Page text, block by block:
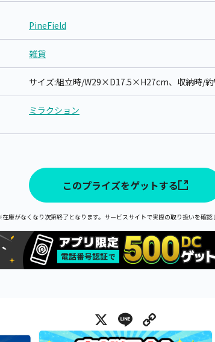
PineField
雑貨
サイズ:組立時/W29×D17.5×H27cm、収納時
ミラクション
このプライズをゲットする
庫がなくなり次第終了となります。サービスサイトで実際の取り扱いを確認
X Line